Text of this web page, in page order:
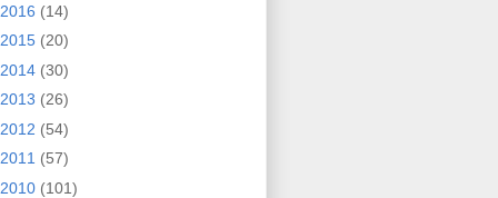
2016 (14)
2015 (20)
2014 (30)
2013 (26)
2012 (54)
2011 (57)
2010 (101)